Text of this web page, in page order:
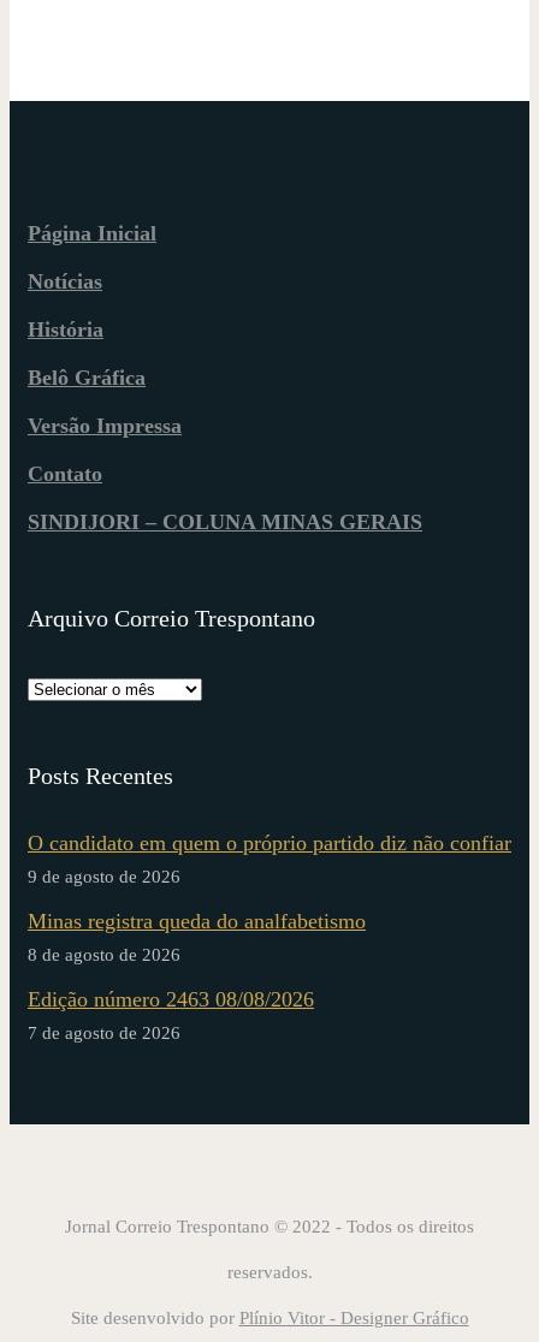
Página Inicial
Notícias
História
Belô Gráfica
Versão Impressa
Contato
SINDIJORI – COLUNA MINAS GERAIS
Arquivo Correio Trespontano
Posts Recentes
O candidato em quem o próprio partido diz não confiar
9 de agosto de 2026
Minas registra queda do analfabetismo
8 de agosto de 2026
Edição número 2463 08/08/2026
7 de agosto de 2026
Jornal Correio Trespontano © 2022 - Todos os direitos
reservados.
Site desenvolvido por Plínio Vitor - Designer Gráfico